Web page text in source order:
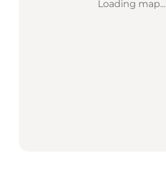
Loading map...